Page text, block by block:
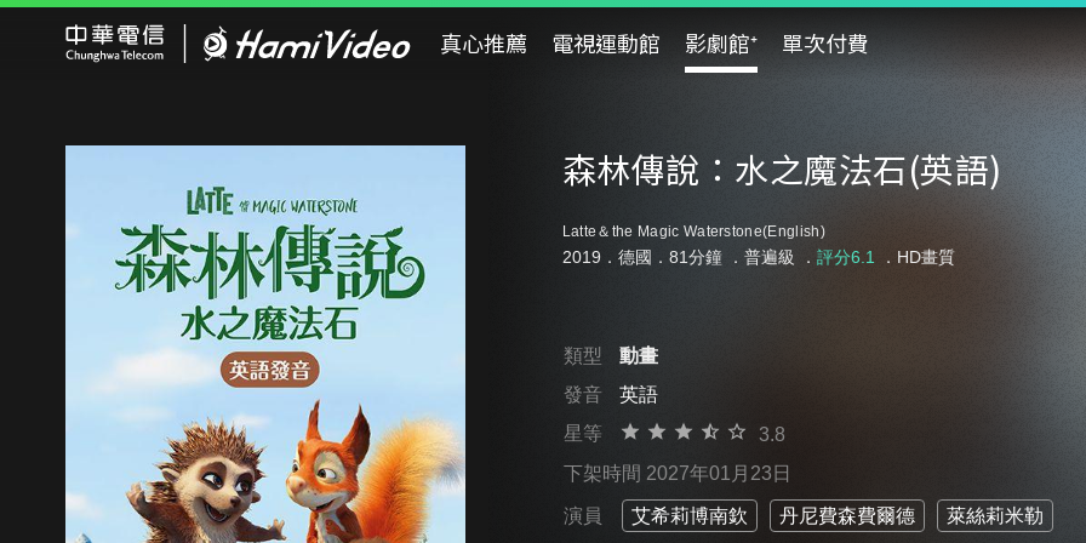
真心推薦 電視運動館 影劇館⁺ 單次付費
森林傳說：水之魔法石(英語)
Latte＆the Magic Waterstone(English)
2019．德國．81分鐘 ． 普遍級 ． 評分6.1 ．HD畫質
類型
動畫
發音
英語
星等
3.8
下架時間 2027年01月23日
演員 艾希莉博南欽 丹尼費森費爾德 萊絲莉米勒